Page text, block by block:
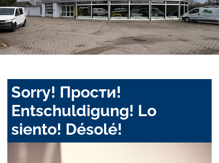
Sorry! Прости!
Entschuldigung! Lo
siento! Désolé!